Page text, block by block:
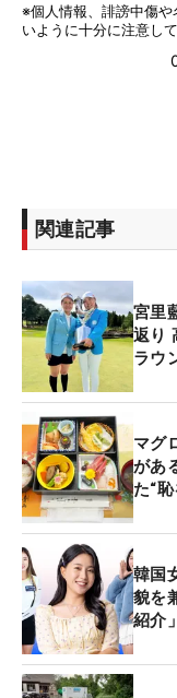
関連記事
宮里
返り
ラウ
マグ
があ
た“
韓国
貌を
紹介」